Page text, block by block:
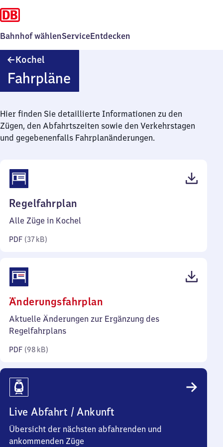
Bahnhof wählenServiceEntdecken
Kochel
Fahrpläne
Hier finden Sie detaillierte Informationen zu den
Zügen, den Abfahrtszeiten sowie den Verkehrstagen
und gegebenenfalls Fahrplanänderungen.
Regelfahrplan
37
Alle Züge in Kochel
PDF (37 kB)
Änderungsfahrplan
98
Aktuelle Änderungen zur Ergänzung des
Regelfahrplans
PDF (98 kB)
Live Abfahrt / Ankunft
Übersicht der nächsten abfahrenden und
ankommenden Züge